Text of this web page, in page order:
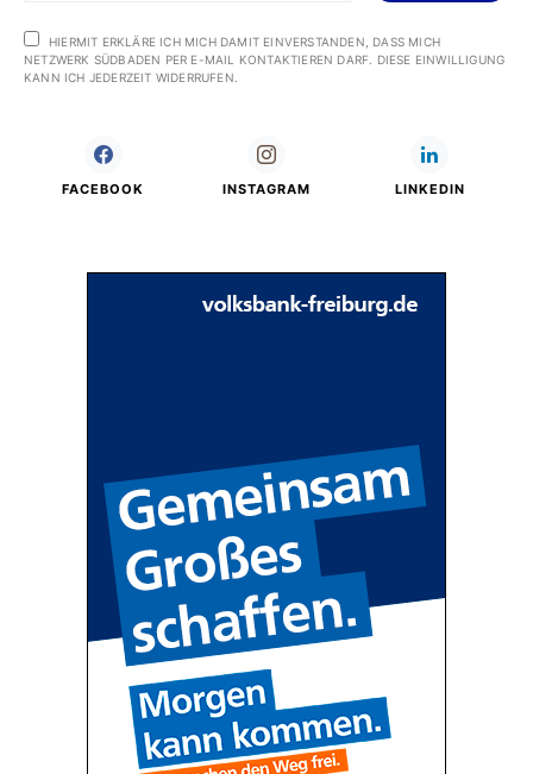
HIERMIT ERKLÄRE ICH MICH DAMIT EINVERSTANDEN, DASS MICH
NETZWERK SÜDBADEN PER E-MAIL KONTAKTIEREN DARF. DIESE EINWILLIGUNG
KANN ICH JEDERZEIT WIDERRUFEN.
FACEBOOK INSTAGRAM LINKEDIN